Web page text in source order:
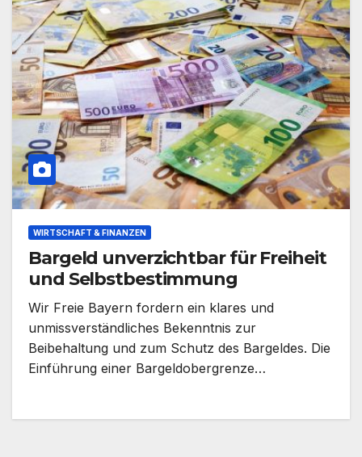
WIRTSCHAFT & FINANZEN
Bargeld unverzichtbar für Freiheit
und Selbstbestimmung
Wir Freie Bayern fordern ein klares und
unmissverständliches Bekenntnis zur
Beibehaltung und zum Schutz des Bargeldes. Die
Einführung einer Bargeldobergrenze…